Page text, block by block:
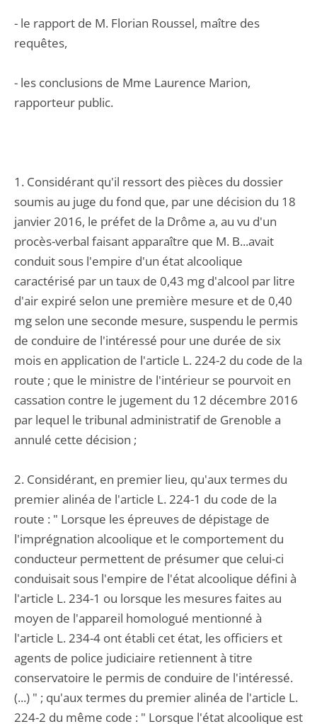
- le rapport de M. Florian Roussel, maître des
requêtes,
- les conclusions de Mme Laurence Marion,
rapporteur public.
1. Considérant qu'il ressort des pièces du dossier
soumis au juge du fond que, par une décision du 18
janvier 2016, le préfet de la Drôme a, au vu d'un
procès-verbal faisant apparaître que M. B...avait
conduit sous l'empire d'un état alcoolique
caractérisé par un taux de 0,43 mg d'alcool par litre
d'air expiré selon une première mesure et de 0,40
mg selon une seconde mesure, suspendu le permis
de conduire de l'intéressé pour une durée de six
mois en application de l'article L. 224-2 du code de la
route ; que le ministre de l'intérieur se pourvoit en
cassation contre le jugement du 12 décembre 2016
par lequel le tribunal administratif de Grenoble a
annulé cette décision ;
2. Considérant, en premier lieu, qu'aux termes du
premier alinéa de l'article L. 224-1 du code de la
route : " Lorsque les épreuves de dépistage de
l'imprégnation alcoolique et le comportement du
conducteur permettent de présumer que celui-ci
conduisait sous l'empire de l'état alcoolique défini à
l'article L. 234-1 ou lorsque les mesures faites au
moyen de l'appareil homologué mentionné à
l'article L. 234-4 ont établi cet état, les officiers et
agents de police judiciaire retiennent à titre
conservatoire le permis de conduire de l'intéressé.
(...) " ; qu'aux termes du premier alinéa de l'article L.
224-2 du même code : " Lorsque l'état alcoolique est